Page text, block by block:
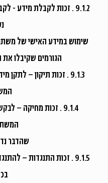
9.1.2 . זכות לקבלת מידע
שימוש במידע האישי של
הגורמים שקיבלו
9.1.3 . זכות תיקון –
9.1.4 . זכות מחיקה
שהדבר
9.1.5 . זכות התנגדות –